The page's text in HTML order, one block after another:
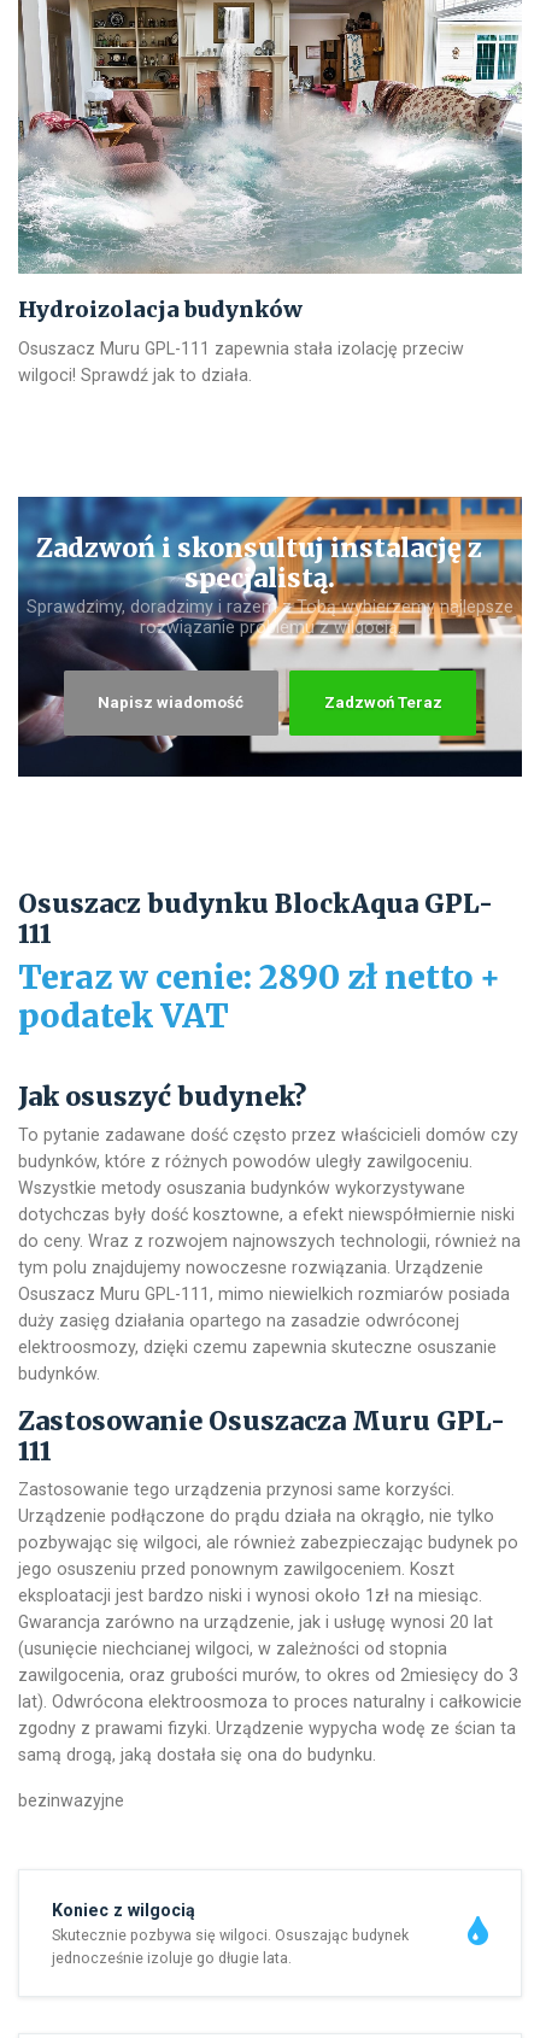
Hydroizolacja budynków
Osuszacz Muru GPL-111 zapewnia stała izolację przeciw
wilgoci! Sprawdź jak to działa.
Zadzwoń i skonsultuj instalację z
specjalistą.
Sprawdzimy, doradzimy i razem z Tobą wybierzemy najlepsze
rozwiązanie problemu z wilgocią.
Napisz wiadomość Zadzwoń Teraz
Osuszacz budynku BlockAqua GPL-
111
Teraz w cenie: 2890 zł netto +
podatek VAT
Jak osuszyć budynek?
To pytanie zadawane dość często przez właścicieli domów czy
budynków, które z różnych powodów uległy zawilgoceniu.
Wszystkie metody osuszania budynków wykorzystywane
dotychczas były dość kosztowne, a efekt niewspółmiernie niski
do ceny. Wraz z rozwojem najnowszych technologii, również na
tym polu znajdujemy nowoczesne rozwiązania. Urządzenie
Osuszacz Muru GPL-111, mimo niewielkich rozmiarów posiada
duży zasięg działania opartego na zasadzie odwróconej
elektroosmozy, dzięki czemu zapewnia skuteczne osuszanie
budynków.
Zastosowanie Osuszacza Muru GPL-
111
Zastosowanie tego urządzenia przynosi same korzyści.
Urządzenie podłączone do prądu działa na okrągło, nie tylko
pozbywając się wilgoci, ale również zabezpieczając budynek po
jego osuszeniu przed ponownym zawilgoceniem. Koszt
eksploatacji jest bardzo niski i wynosi około 1zł na miesiąc.
Gwarancja zarówno na urządzenie, jak i usługę wynosi 20 lat
(usunięcie niechcianej wilgoci, w zależności od stopnia
zawilgocenia, oraz grubości murów, to okres od 2miesięcy do 3
lat). Odwrócona elektroosmoza to proces naturalny i całkowicie
zgodny z prawami fizyki. Urządzenie wypycha wodę ze ścian ta
samą drogą, jaką dostała się ona do budynku.
bezinwazyjne
Koniec z wilgocią
Skutecznie pozbywa się wilgoci. Osuszając budynek
jednocześnie izoluje go długie lata.